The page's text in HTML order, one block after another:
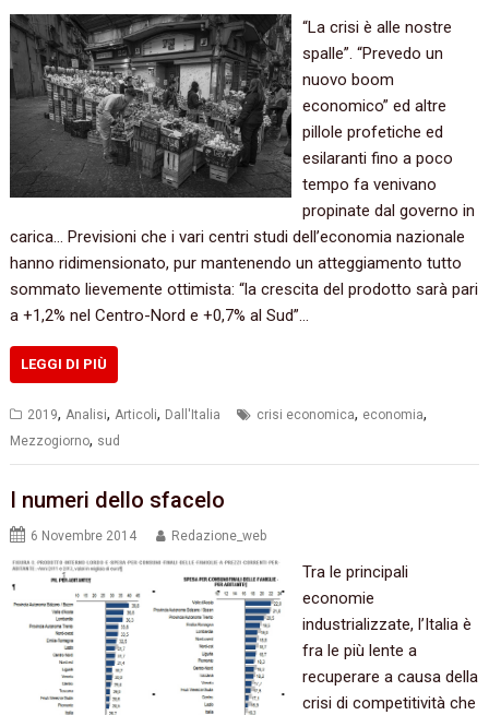
“La crisi è alle nostre
spalle”. “Prevedo un
nuovo boom
economico” ed altre
pillole profetiche ed
esilaranti fino a poco
tempo fa venivano
propinate dal governo in
carica… Previsioni che i vari centri studi dell’economia nazionale
hanno ridimensionato, pur mantenendo un atteggiamento tutto
sommato lievemente ottimista: “la crescita del prodotto sarà pari
a +1,2% nel Centro-Nord e +0,7% al Sud”…
LEGGI DI PIÙ
2019, Analisi, Articoli, Dall'Italia crisi economica, economia,
Mezzogiorno, sud
I numeri dello sfacelo
6 Novembre 2014 Redazione_web
Tra le principali
economie
industrializzate, l’Italia è
fra le più lente a
recuperare a causa della
crisi di competitività che